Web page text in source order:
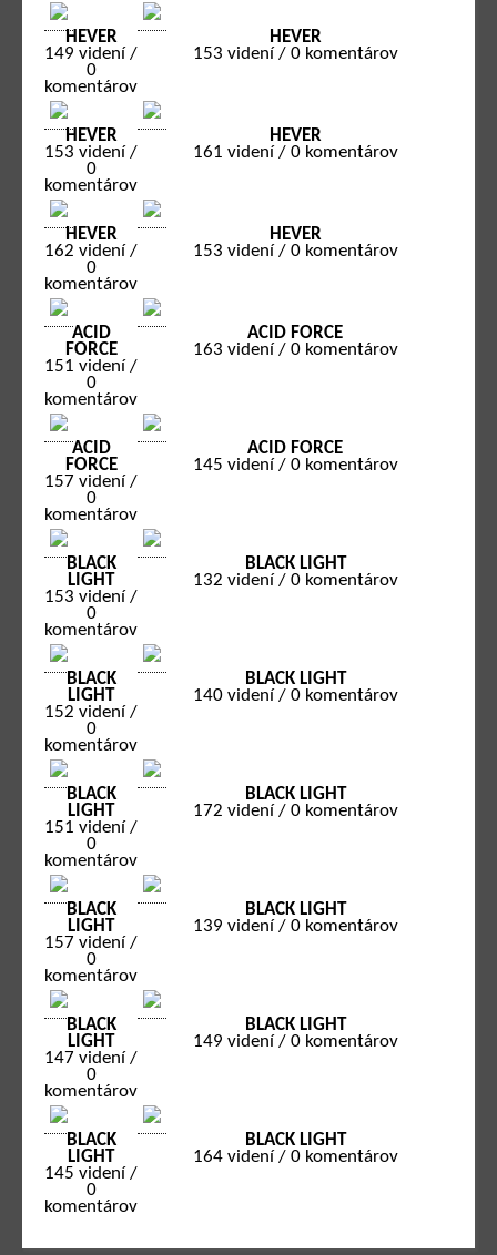
HEVER
149 videní /
0
komentárov
HEVER
153 videní / 0 komentárov
HEVER
153 videní /
0
komentárov
HEVER
161 videní / 0 komentárov
HEVER
162 videní /
0
komentárov
HEVER
153 videní / 0 komentárov
ACID
FORCE
151 videní /
0
komentárov
ACID FORCE
163 videní / 0 komentárov
ACID
FORCE
157 videní /
0
komentárov
ACID FORCE
145 videní / 0 komentárov
BLACK
LIGHT
153 videní /
0
komentárov
BLACK LIGHT
132 videní / 0 komentárov
BLACK
LIGHT
152 videní /
0
komentárov
BLACK LIGHT
140 videní / 0 komentárov
BLACK
LIGHT
151 videní /
0
komentárov
BLACK LIGHT
172 videní / 0 komentárov
BLACK
LIGHT
157 videní /
0
komentárov
BLACK LIGHT
139 videní / 0 komentárov
BLACK
LIGHT
147 videní /
0
komentárov
BLACK LIGHT
149 videní / 0 komentárov
BLACK
LIGHT
145 videní /
0
komentárov
BLACK LIGHT
164 videní / 0 komentárov